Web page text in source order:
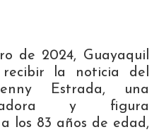
de 2024, Guayaquil
la noticia del
Estrada, una
y figura
los 83 años de edad,